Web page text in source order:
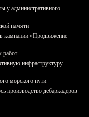
у административного
памяти
кампании «Продвижение
работ
инфраструктуру
морского пути
производство дебаркадеров